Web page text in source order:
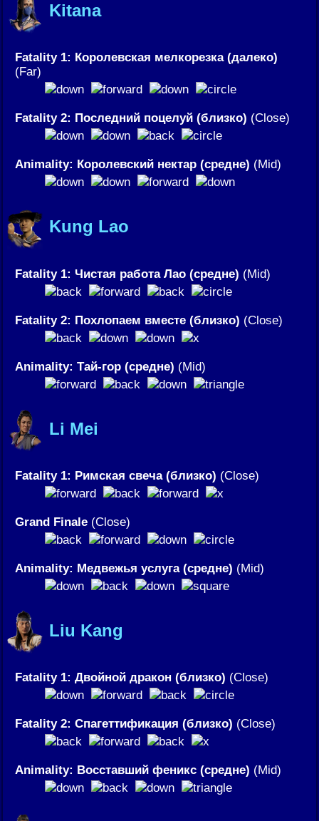
Kitana
Fatality 1: Королевская мелкорезка (далеко)
(Far)
Fatality 2: Последний поцелуй (близко) (Close)
Animality: Королевский нектар (средне) (Mid)
Kung Lao
Fatality 1: Чистая работа Лао (средне) (Mid)
Fatality 2: Похлопаем вместе (близко) (Close)
Animality: Тай-гор (средне) (Mid)
Li Mei
Fatality 1: Римская свеча (близко) (Close)
Grand Finale (Close)
Animality: Медвежья услуга (средне) (Mid)
Liu Kang
Fatality 1: Двойной дракон (близко) (Close)
Fatality 2: Спагеттификация (близко) (Close)
Animality: Восставший феникс (средне) (Mid)